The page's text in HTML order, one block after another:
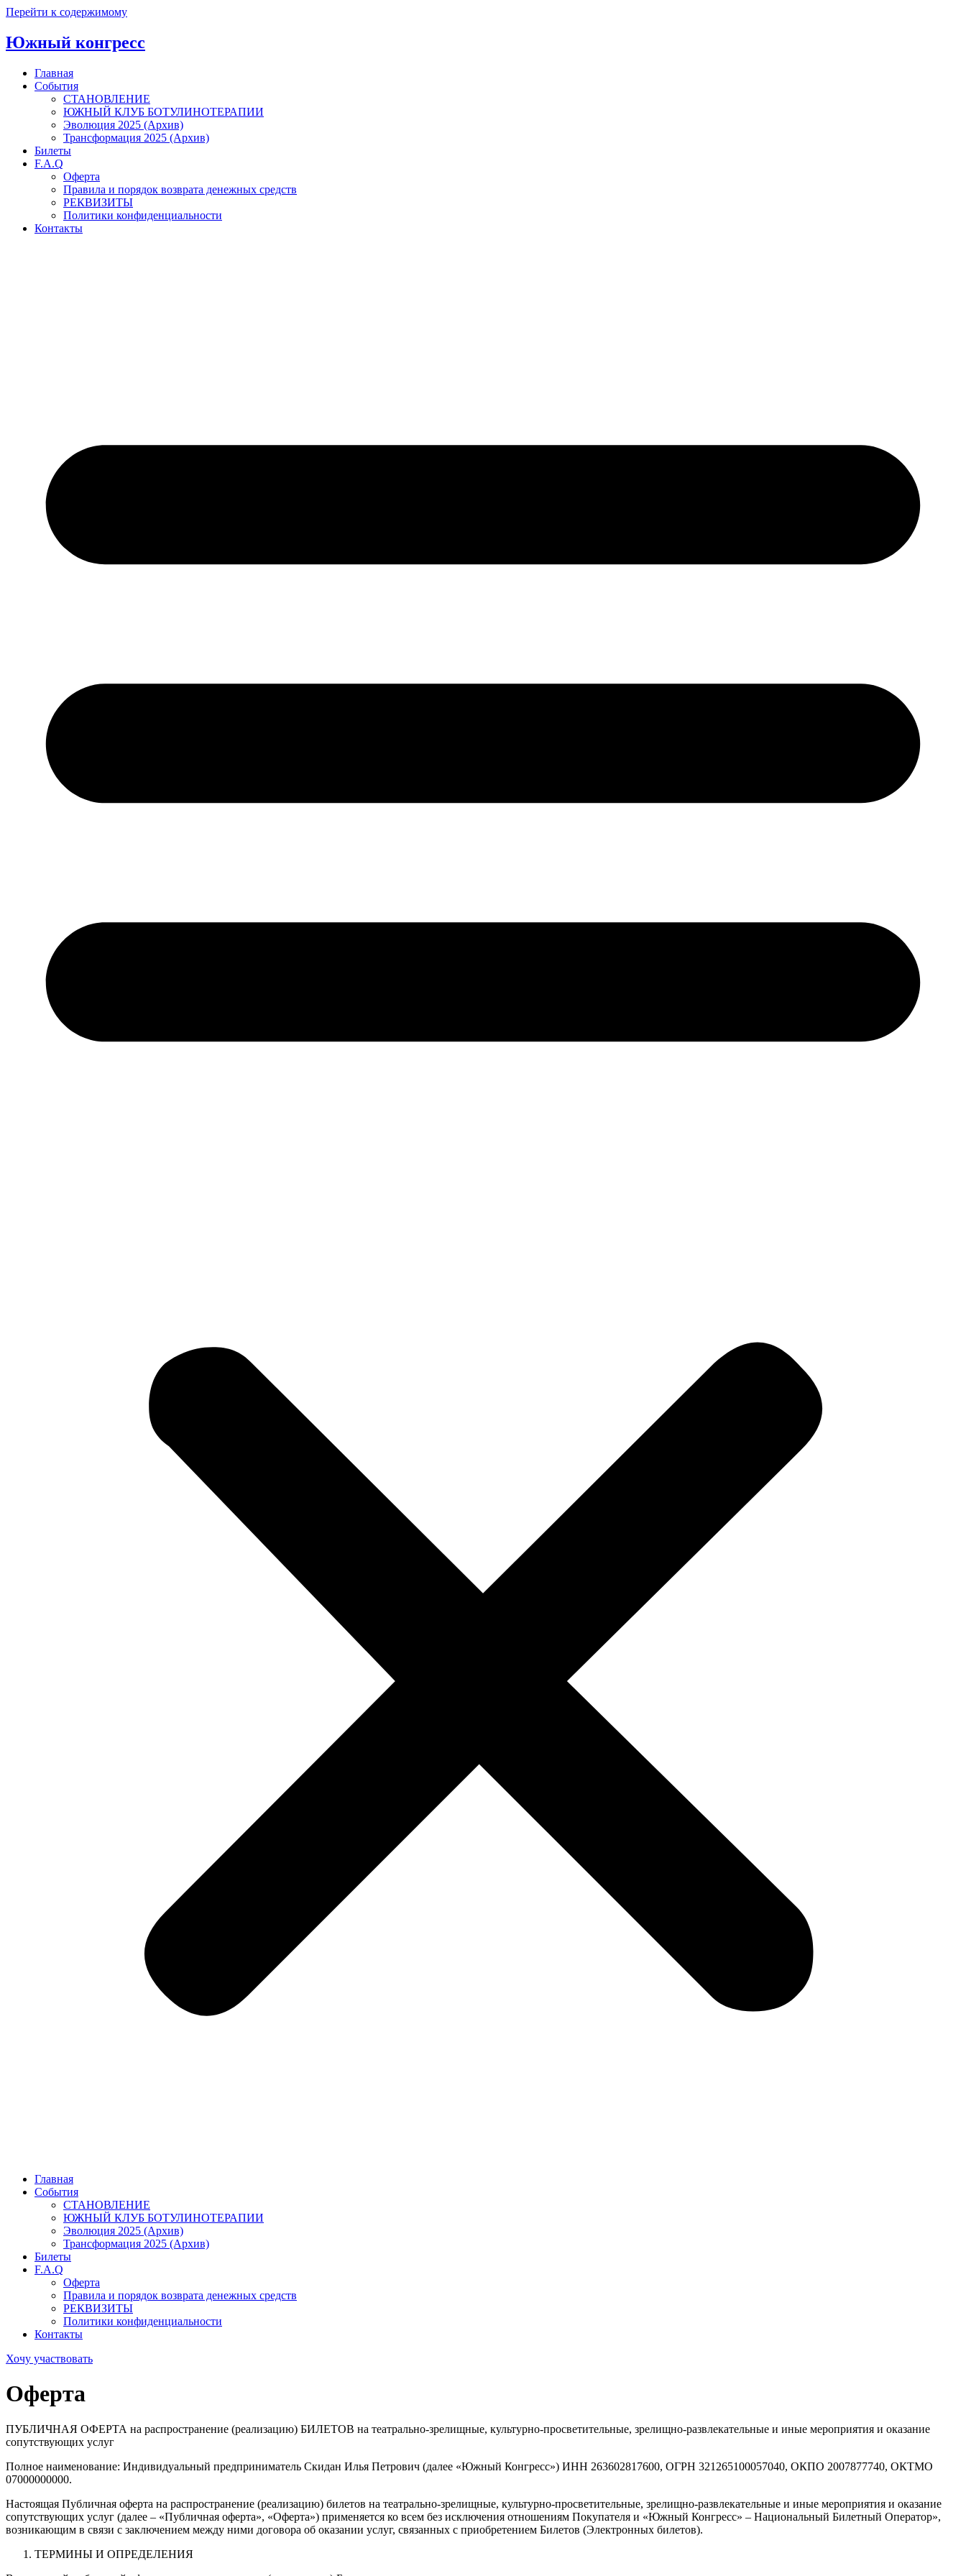
Перейти к содержимому
Южный конгресс
Главная
События
СТАНОВЛЕНИЕ
ЮЖНЫЙ КЛУБ БОТУЛИНОТЕРАПИИ
Эволюция 2025 (Архив)
Трансформация 2025 (Архив)
Билеты
F.A.Q
Оферта
Правила и порядок возврата денежных средств
РЕКВИЗИТЫ
Политики конфиденциальности
Контакты
Главная
События
СТАНОВЛЕНИЕ
ЮЖНЫЙ КЛУБ БОТУЛИНОТЕРАПИИ
Эволюция 2025 (Архив)
Трансформация 2025 (Архив)
Билеты
F.A.Q
Оферта
Правила и порядок возврата денежных средств
РЕКВИЗИТЫ
Политики конфиденциальности
Контакты
Хочу участвовать
Оферта
ПУБЛИЧНАЯ ОФЕРТА на распространение (реализацию) БИЛЕТОВ на театрально-зрелищные, культурно-просветительные, зрелищно-развлекательные и иные мероприятия и оказание
сопутствующих услуг
Полное наименование: Индивидуальный предприниматель Скидан Илья Петрович (далее «Южный Конгресс») ИНН 263602817600, ОГРН 321265100057040, ОКПО 2007877740, ОКТМО
07000000000.
Настоящая Публичная оферта на распространение (реализацию) билетов на театрально-зрелищные, культурно-просветительные, зрелищно-развлекательные и иные мероприятия и оказание
сопутствующих услуг (далее – «Публичная оферта», «Оферта») применяется ко всем без исключения отношениям Покупателя и «Южный Конгресс» – Национальный Билетный Оператор»,
возникающим в связи с заключением между ними договора об оказании услуг, связанных с приобретением Билетов (Электронных билетов).
ТЕРМИНЫ И ОПРЕДЕЛЕНИЯ